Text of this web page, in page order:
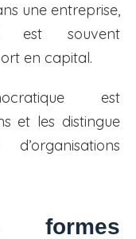
une entreprise,
est souvent
en capital.
est
et les distingue
formes